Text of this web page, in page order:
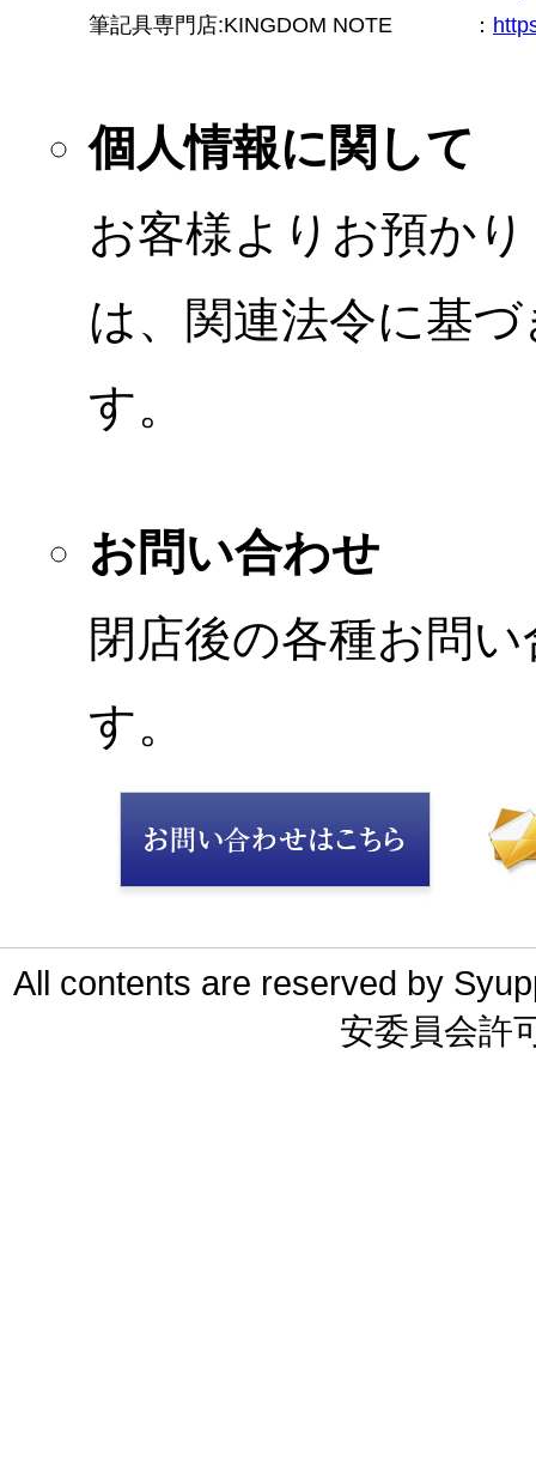
筆記具専門店:KINGDOM NOTE
：
個人情報に関して
お客様よりお預か
は、関連法令に基
す。
お問い合わせ
閉店後の各種お問
す。
All contents are reserved by
安委員会許